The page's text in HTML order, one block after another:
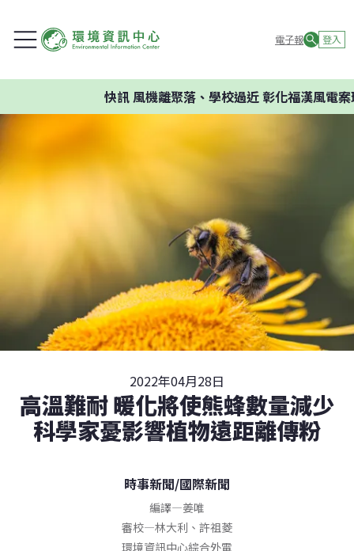
電子報 登入
風機離聚落、學校過近 彰化福漢風電案環委
2022年04月28日
高溫難耐 暖化將使熊蜂數量減少
科學家憂影響植物遠距離傳粉
時事新聞/國際新聞
編譯—姜唯
審校—林大利 、 許祖菱
環境資訊中心綜合外電